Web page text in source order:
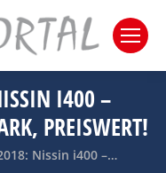
I400 –
PREISWERT!
Nissin i400 –…